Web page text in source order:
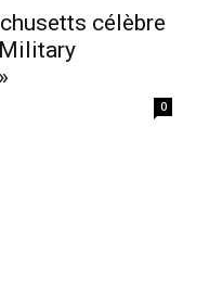
célèbre
0